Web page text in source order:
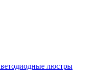
люстры